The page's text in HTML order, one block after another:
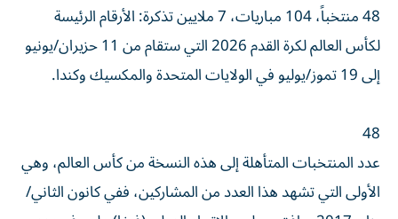
48 منتخباً، 104 مباريات، 7 ملايين تذكرة: الأرقام الرئيسة
لكأس العالم لكرة القدم 2026 التي ستقام من 11 حزيران/يونيو
إلى 19 تموز/يوليو في الولايات المتحدة والمكسيك وكندا.
48
عدد المنتخبات المتأهلة إلى هذه النسخة من كأس العالم، وهي
الأولى التي تشهد هذا العدد من المشاركين، ففي كانون الثاني/